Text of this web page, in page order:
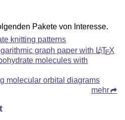
Pakete von Interesse.
knitting patterns
graph paper with LATEX
molecules with
molecular orbital diagrams
mehr